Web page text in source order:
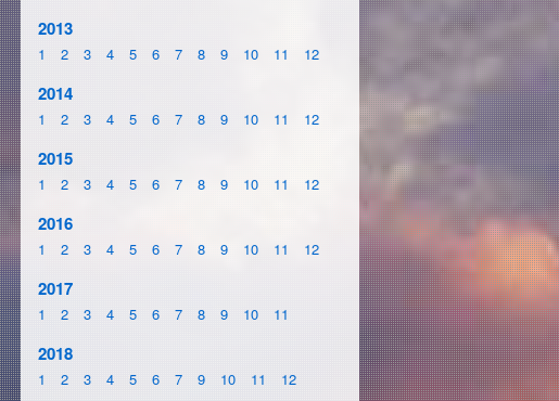
2013
1 2 3 4 5 6 7 8 9 10 11 12
2014
1 2 3 4 5 6 7 8 9 10 11 12
2015
1 2 3 4 5 6 7 8 9 10 11 12
2016
1 2 3 4 5 6 7 8 9 10 11 12
2017
1 2 3 4 5 6 7 8 9 10 11
2018
1 2 3 4 5 6 7 9 10 11 12